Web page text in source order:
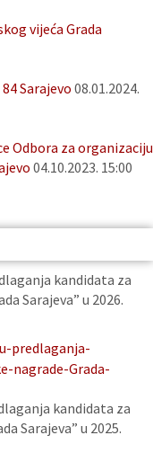
vijeća Grada
Sarajevo 08.01.2024.
Odbora za organizaciju
04.10.2023. 15:00
kandidata za
Sarajeva” u 2026.
predlaganja-
nagrade-Grada-
kandidata za
Sarajeva” u 2025.